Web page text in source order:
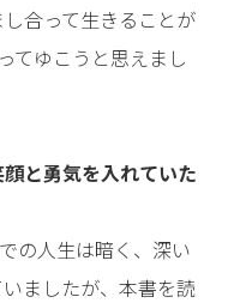
合って生きることが
てゆこうと思えまし
と勇気を入れていた
の人生は暗く、深い
ましたが、本書を読